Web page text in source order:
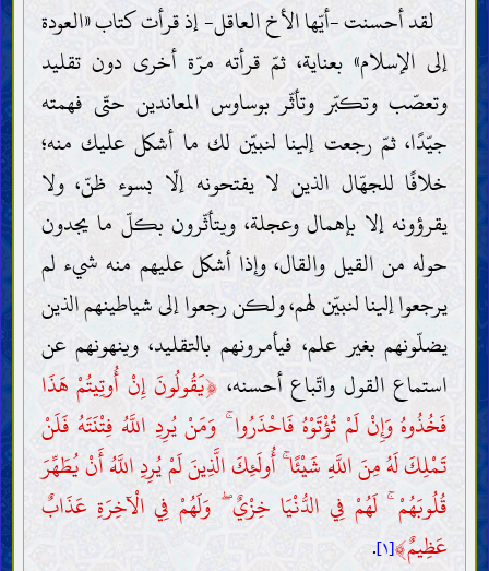
لقد أحسنت -أيّها الأخ العاقل- إذ قرأت كتاب «العودة
إلى الإسلام» بعناية، ثمّ قرأته مرّة أخرى دون تقليد
وتعصّب وتكبّر وتأثّر بوساوس المعاندين حتّى فهمته
جيّدًا، ثمّ رجعت إلينا لنبيّن لك ما أشكل عليك منه؛
خلافًا للجهّال الذين لا يفتحونه إلّا بسوء ظنّ، ولا
يقرؤونه إلا بإهمال وعجلة، ويتأثّرون بكلّ ما يجدون
حوله من القيل والقال، وإذا أشكل عليهم منه شيء لم
يرجعوا إلينا لنبيّن لهم، ولكن رجعوا إلى شياطينهم الذين
يضلّونهم بغير علم، فيأمرونهم بالتقليد، وينهونهم عن
استماع القول واتّباع أحسنه، ﴿يَقُولُونَ إِنْ أُوتِيتُمْ هَذَا
فَخُذُوهُ وَإِنْ لَمْ تُؤْتَوْهُ فَاحْذَرُوا ۚ وَمَنْ يُرِدِ اللَّهُ فِتْنَتَهُ فَلَنْ
تَمْلِكَ لَهُ مِنَ اللَّهِ شَيْئًا ۚ أُولَئِكَ الَّذِينَ لَمْ يُرِدِ اللَّهُ أَنْ يُطَهِّرَ
قُلُوبَهُمْ ۚ لَهُمْ فِي الدُّنْيَا خِزْيٌ ۖ وَلَهُمْ فِي الْآخِرَةِ عَذَابٌ
عَظِيمٌ﴾[١] .